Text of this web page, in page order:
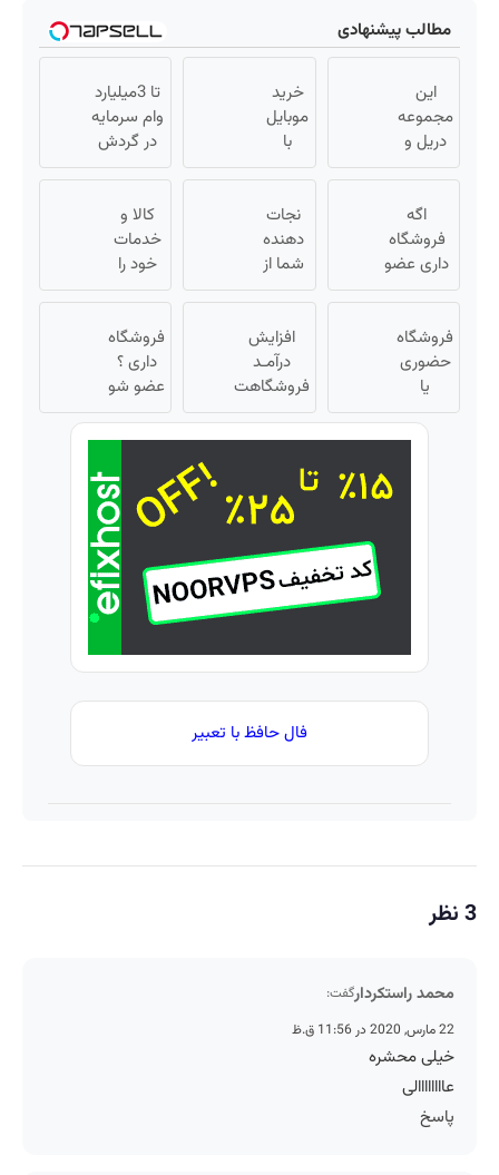
مطالب پیشنهادی
این
مجموعه
دریل و
پیچ
رو با
گارانتی و
نصف
قیمت
خرید
موبایل
با
اسنپ
در ۴
قسط
بدون
سود و
تا 3میلیارد
وام سرمایه
در گردش
فروشندگان
فروشگاهت
رو ثبت کن
اگه
فروشگاه
داری عضو
فروشندگان
شو 3
میلیارد وام
بگیر
نجات
دهنده
شما از
پیری!
جوانساز
جلبک50%تخفیف
کالا و
خدمات
خود را
به
اقساطی
بفروشید
فروشگاه
حضوری
یا
اینترنتی
داری؟
افزایش
درآمـد
فروشگاهت
رو تضمین
کن «
رو ثبت کن
»
فروشگاه
داری ؟
عضو شو
تا 3
میلیارد
فال حافظ با تعبیر
3 نظر
محمد راستکردارگفت:
22 مارس, 2020 در 11:56 ق.ظ
خیلی محشره
عاااااااالی
پاسخ